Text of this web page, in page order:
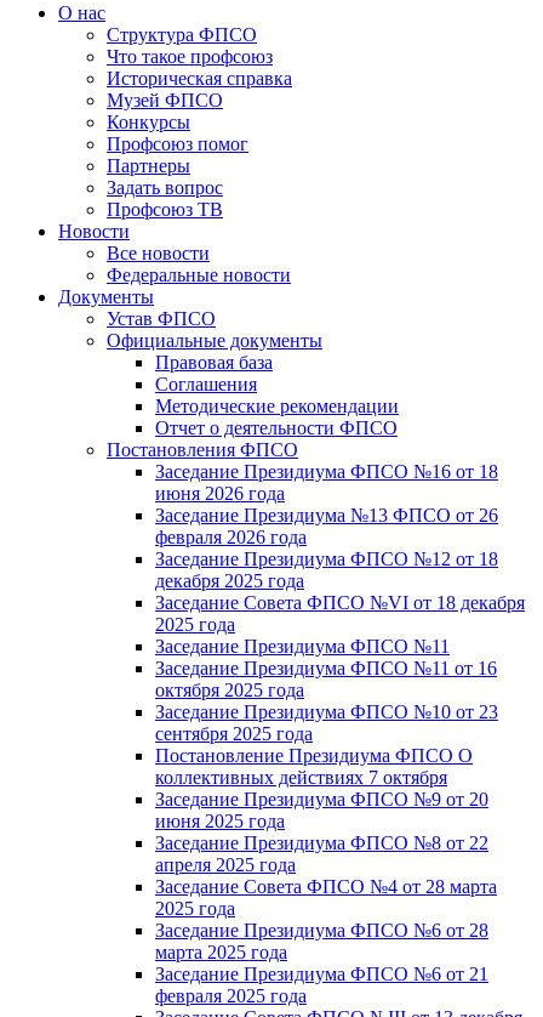
О нас
Структура ФПСО
Что такое профсоюз
Историческая справка
Музей ФПСО
Конкурсы
Профсоюз помог
Партнеры
Задать вопрос
Профсоюз ТВ
Новости
Все новости
Федеральные новости
Документы
Устав ФПСО
Официальные документы
Правовая база
Соглашения
Методические рекомендации
Отчет о деятельности ФПСО
Постановления ФПСО
Заседание Президиума ФПСО №16 от 18
июня 2026 года
Заседание Президиума №13 ФПСО от 26
февраля 2026 года
Заседание Президиума ФПСО №12 от 18
декабря 2025 года
Заседание Совета ФПСО №VI от 18 декабря
2025 года
Заседание Президиума ФПСО №11
Заседание Президиума ФПСО №11 от 16
октября 2025 года
Заседание Президиума ФПСО №10 от 23
сентября 2025 года
Постановление Президиума ФПСО О
коллективных действиях 7 октября
Заседание Президиума ФПСО №9 от 20
июня 2025 года
Заседание Президиума ФПСО №8 от 22
апреля 2025 года
Заседание Совета ФПСО №4 от 28 марта
2025 года
Заседание Президиума ФПСО №6 от 28
марта 2025 года
Заседание Президиума ФПСО №6 от 21
февраля 2025 года